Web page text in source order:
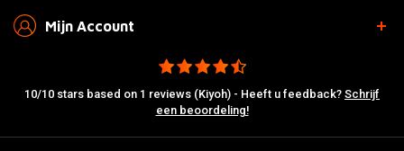
Mijn Account
10/10 stars based on 1 reviews (Kiyoh) - Heeft u feedback? Schrijf
een beoordeling!